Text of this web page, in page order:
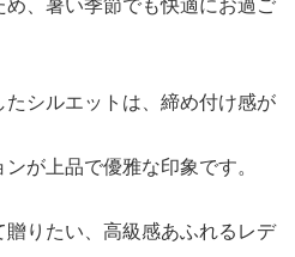
シルエットは、締め付け感が
が上品で優雅な印象です。
りたい、高級感あふれるレデ